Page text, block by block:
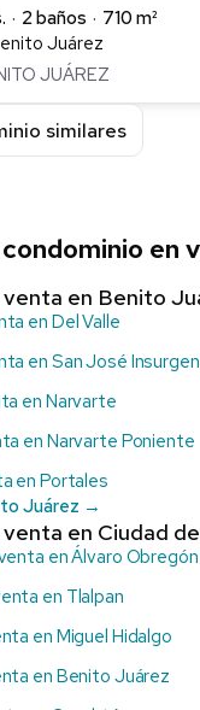
2 baños
710 m²
Juárez
JUÁREZ
similares
en
en Benito
en Del Valle
en San José
en Narvarte
en Narvarte Poniente
en Portales
Juárez →
en Ciudad
en Álvaro Obregón
en Tlalpan
en Miguel Hidalgo
en Benito Juárez